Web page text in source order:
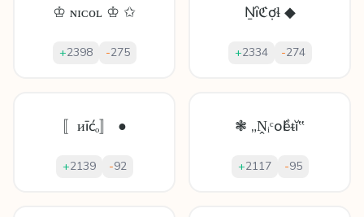
♔ ɴɪᴄᴏʟ ♔ ✩
+2398 -275
Ṉȋℭợɬ ◆
+2334 -274
〚ᴎīćₒ〛 ●
+2139 -92
❃ „Ṋᵢᶜоӏềᵵĭ‟
+2117 -95